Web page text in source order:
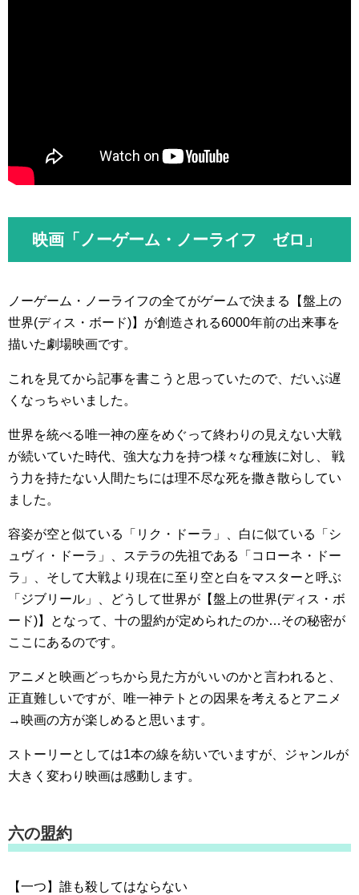
映画「ノーゲーム・ノーライフ ゼロ」
ノーゲーム・ノーライフの全てがゲームで決まる【盤上の
世界(ディス・ボード)】が創造される6000年前の出来事を
描いた劇場映画です。
これを見てから記事を書こうと思っていたので、だいぶ遅
くなっちゃいました。
世界を統べる唯一神の座をめぐって終わりの見えない大戦
が続いていた時代、強大な力を持つ様々な種族に対し、 戦
う力を持たない人間たちには理不尽な死を撒き散らしてい
ました。
容姿が空と似ている「リク・ドーラ」、白に似ている「シ
ュヴィ・ドーラ」、ステラの先祖である「コローネ・ドー
ラ」、そして大戦より現在に至り空と白をマスターと呼ぶ
「ジブリール」、どうして世界が【盤上の世界(ディス・ボ
ード)】となって、十の盟約が定められたのか…その秘密が
ここにあるのです。
アニメと映画どっちから見た方がいいのかと言われると、
正直難しいですが、唯一神テトとの因果を考えるとアニメ
→映画の方が楽しめると思います。
ストーリーとしては1本の線を紡いでいますが、ジャンルが
大きく変わり映画は感動します。
六の盟約
【一つ】誰も殺してはならない